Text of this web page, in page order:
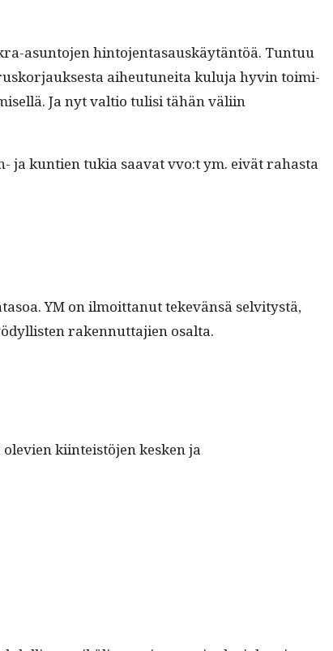
asun­to­jen hin­to­jen­tasauskäytän­töä. Tun­tuu
aiheutunei­ta kulu­ja hyvin toimi­
Ja nyt val­tio tulisi tähän väli­in
ja kun­tien tukia saa­vat vvo:t ym. eivät rahas­ta
YM on ilmoit­tanut tekevän­sä selvi­tys­tä,
raken­nut­ta­jien osalta.
kiin­teistö­jen kesken ja